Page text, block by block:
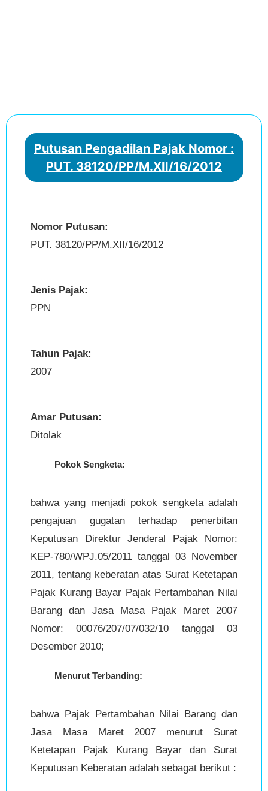
Putusan Pengadilan Pajak Nomor :
PUT. 38120/PP/M.XII/16/2012
Nomor Putusan:
PUT. 38120/PP/M.XII/16/2012
Jenis Pajak:
PPN
Tahun Pajak:
2007
Amar Putusan:
Ditolak
Pokok Sengketa:
bahwa yang menjadi pokok sengketa adalah
pengajuan gugatan terhadap penerbitan
Keputusan Direktur Jenderal Pajak Nomor:
KEP-780/WPJ.05/2011 tanggal 03 November
2011, tentang keberatan atas Surat Ketetapan
Pajak Kurang Bayar Pajak Pertambahan Nilai
Barang dan Jasa Masa Pajak Maret 2007
Nomor: 00076/207/07/032/10 tanggal 03
Desember 2010;
Menurut Terbanding:
bahwa Pajak Pertambahan Nilai Barang dan
Jasa Masa Maret 2007 menurut Surat
Ketetapan Pajak Kurang Bayar dan Surat
Keputusan Keberatan adalah sebagat berikut :